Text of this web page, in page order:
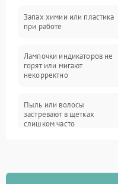
Батарея
Программные сбои
Запах химии или пластика
при работе
Лампочки индикаторов не
горят или мигают
некорректно
Пыль или волосы
застревают в щетках
слишком часто